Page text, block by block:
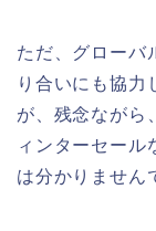
ただ、グローバ
り合いにも協力
が、残念ながら
ィンターセール
は分かりません